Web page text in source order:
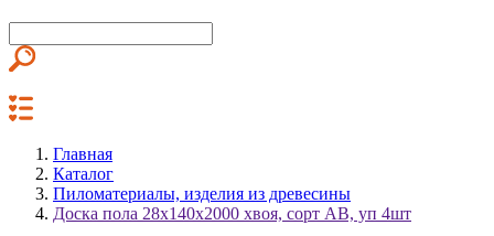
Главная
Каталог
Пиломатериалы, изделия из древесины
Доска пола 28х140х2000 хвоя, сорт АВ, уп 4шт